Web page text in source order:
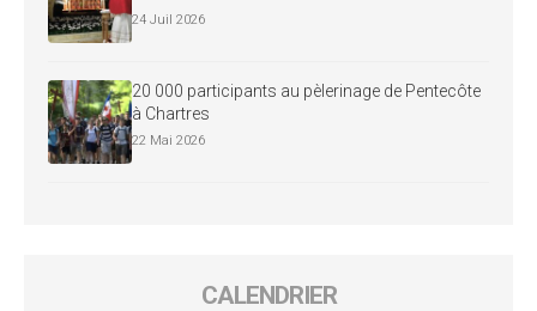
24 Juil 2026
20 000 participants au pèlerinage de Pentecôte
à Chartres
22 Mai 2026
CALENDRIER